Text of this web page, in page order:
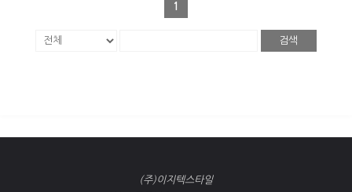
1
검색
(주)이지텍스타일